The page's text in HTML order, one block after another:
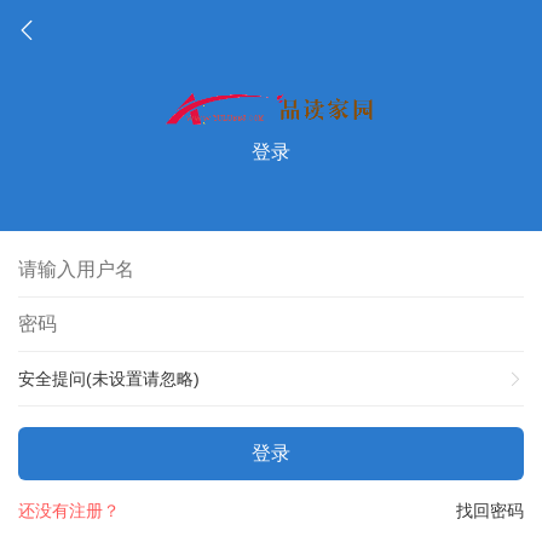
登录
安全提问(未设置请忽略)
登录
找回密码
还没有注册？